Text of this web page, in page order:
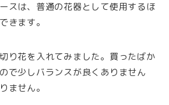
スは、普通の花器として使用するほ
きます。
り花を入れてみました。買ったばか
で少しバランスが良くありません
ません。